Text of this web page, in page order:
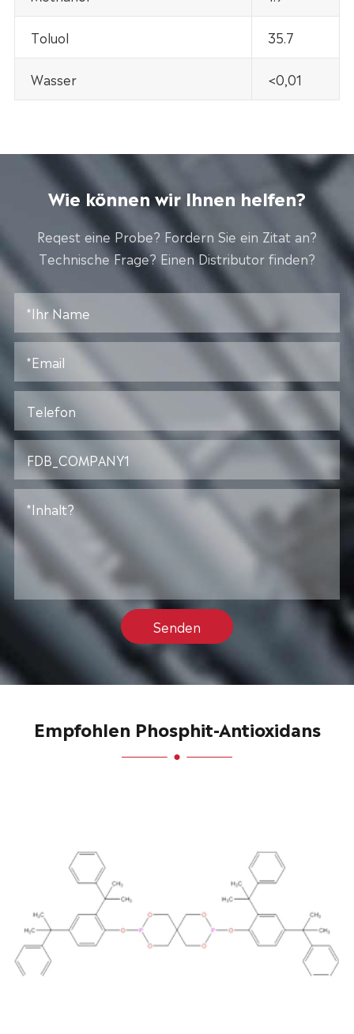
Toluol 35.7
Wasser <0,01
Wie können wir Ihnen helfen?
Reqest eine Probe? Fordern Sie ein Zitat an?
Technische Frage? Einen Distributor finden?
Senden
Empfohlen Phosphit-Antioxidans